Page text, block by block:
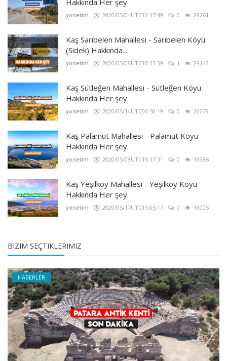
yonetim 2020/05/04UTC12:17:49 0 29261
Kaş Sarıbelen Mahallesi - Sarıbelen Köyü
(Sidek) Hakkında...
yonetim 2020/05/09UTC10:13:39 1 29143
Kaş Sütleğen Mahallesi - Sütleğen Köyü
Hakkında Her şey
yonetim 2020/05/14UTC00:50:19 0 20279
Kaş Palamut Mahallesi - Palamut Köyü
Hakkında Her şey
yonetim 2020/05/08UTC15:17:31 0 19986
Kaş Yeşilköy Mahallesi - Yeşilköy Köyü
Hakkında Her şey
yonetim 2020/05/17UTC19:05:17 0 19005
BIZIM SEÇTIKLERIMIZ
HABERLER